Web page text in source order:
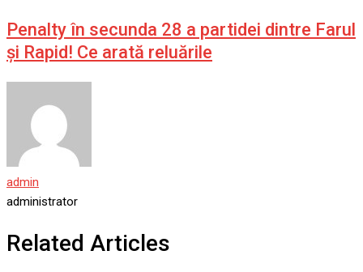
Penalty în secunda 28 a partidei dintre Farul
și Rapid! Ce arată reluările
admin
administrator
Related Articles